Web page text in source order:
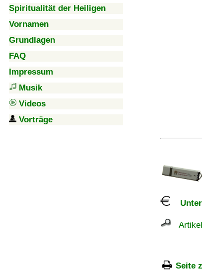
Spiritualität der Heiligen
Vornamen
Grundlagen
FAQ
Impressum
Musik
Videos
Vorträge
Artikel
Seite